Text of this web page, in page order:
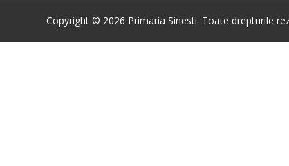
Copyright © 2026 Primaria Sinesti. Toate drepturile